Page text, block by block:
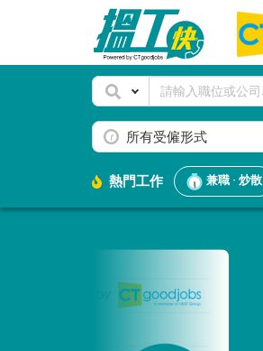
所有受僱形式
熱門工作 兼職 · 炒散